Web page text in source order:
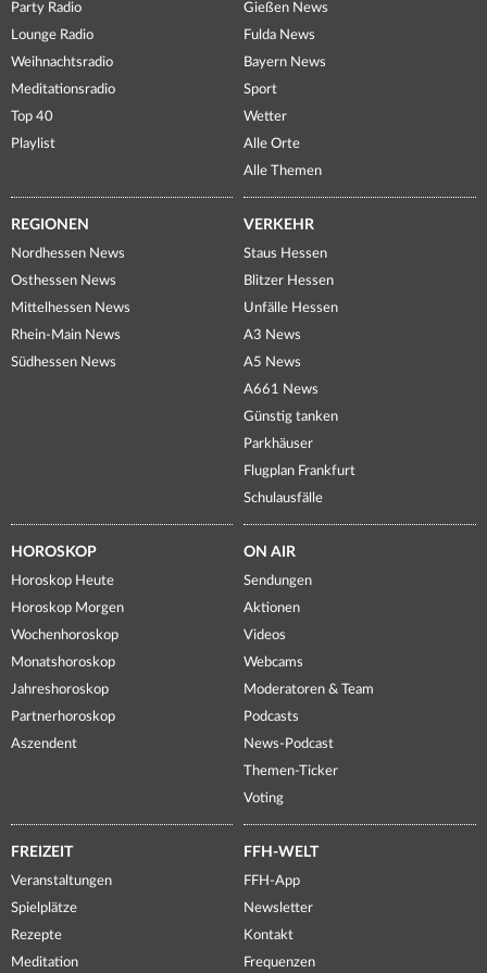
Party Radio
Lounge Radio
Weihnachtsradio
Meditationsradio
Top 40
Playlist
Gießen News
Fulda News
Bayern News
Sport
Wetter
Alle Orte
Alle Themen
REGIONEN
Nordhessen News
Osthessen News
Mittelhessen News
Rhein-Main News
Südhessen News
VERKEHR
Staus Hessen
Blitzer Hessen
Unfälle Hessen
A3 News
A5 News
A661 News
Günstig tanken
Parkhäuser
Flugplan Frankfurt
Schulausfälle
HOROSKOP
Horoskop Heute
Horoskop Morgen
Wochenhoroskop
Monatshoroskop
Jahreshoroskop
Partnerhoroskop
Aszendent
ON AIR
Sendungen
Aktionen
Videos
Webcams
Moderatoren & Team
Podcasts
News-Podcast
Themen-Ticker
Voting
FREIZEIT
Veranstaltungen
Spielplätze
Rezepte
Meditation
FFH-WELT
FFH-App
Newsletter
Kontakt
Frequenzen